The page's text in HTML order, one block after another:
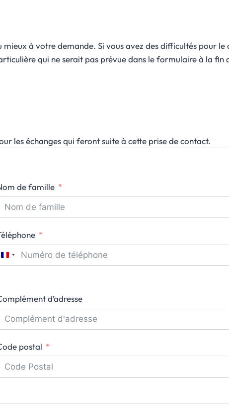
à votre demande. Si vous avez des difficultés pour le
qui ne serait pas prévue dans le formulaire à la fin
les échanges qui feront suite à cette prise de contact.
de famille
F
n
3
3
d’adresse
postal